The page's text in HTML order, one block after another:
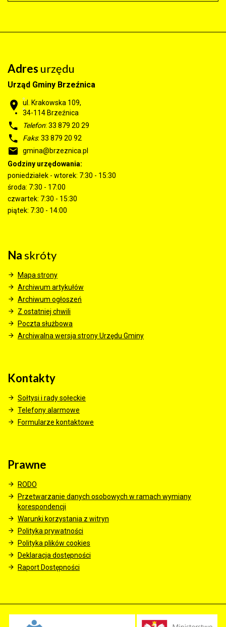
Adres urzędu
Urząd Gminy Brzeźnica
ul. Krakowska 109,
34-114 Brzeźnica
Telefon: 33 879 20 29
Faks: 33 879 20 92
gmina@brzeznica.pl
Godziny urzędowania:
poniedziałek - wtorek: 7:30 - 15:30
środa: 7:30 - 17:00
czwartek: 7:30 - 15:30
piątek: 7:30 - 14:00
Naskróty
Mapa strony
Archiwum artykułów
Archiwum ogłoszeń
Z ostatniej chwili
Poczta służbowa
Archiwalna wersja strony Urzędu Gminy
Kontakty
Sołtysi i rady sołeckie
Telefony alarmowe
Formularze kontaktowe
Prawne
RODO
Przetwarzanie danych osobowych w ramach wymiany
korespondencji
Warunki korzystania z witryn
Polityka prywatności
Polityka plików cookies
Deklaracja dostępności
Raport Dostępności